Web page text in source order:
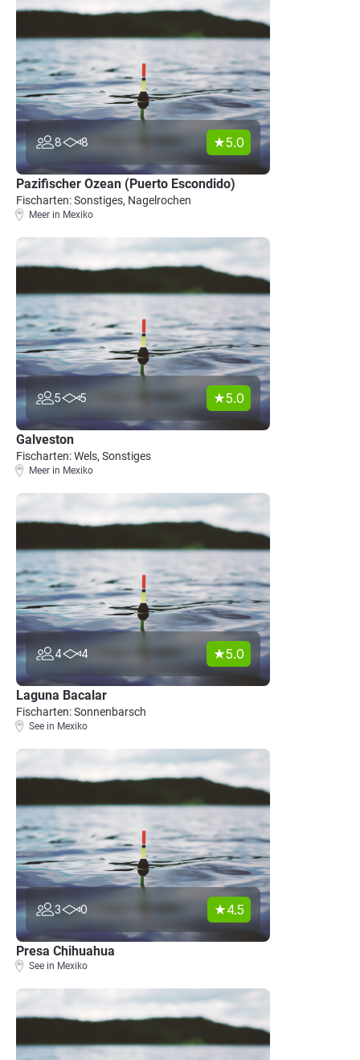
8 8 5.0
Pazifischer Ozean (Puerto Escondido)
Fischarten: Sonstiges, Nagelrochen
Meer in Mexiko
5 5 5.0
Galveston
Fischarten: Wels, Sonstiges
Meer in Mexiko
4 4 5.0
Laguna Bacalar
Fischarten: Sonnenbarsch
See in Mexiko
3 0 4.5
Presa Chihuahua
See in Mexiko